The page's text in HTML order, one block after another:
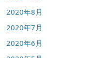
2020年8月
2020年7月
2020年6月